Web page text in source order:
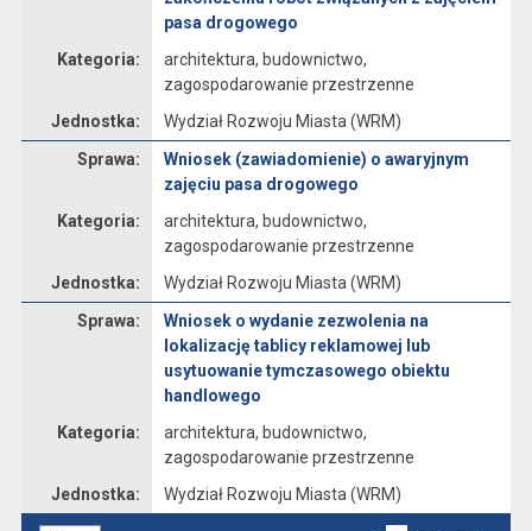
pasa drogowego
Kategoria:
architektura, budownictwo,
zagospodarowanie przestrzenne
Jednostka:
Wydział Rozwoju Miasta (WRM)
Sprawa:
Wniosek (zawiadomienie) o awaryjnym
zajęciu pasa drogowego
Kategoria:
architektura, budownictwo,
zagospodarowanie przestrzenne
Jednostka:
Wydział Rozwoju Miasta (WRM)
Sprawa:
Wniosek o wydanie zezwolenia na
lokalizację tablicy reklamowej lub
usytuowanie tymczasowego obiektu
handlowego
Kategoria:
architektura, budownictwo,
zagospodarowanie przestrzenne
Jednostka:
Wydział Rozwoju Miasta (WRM)